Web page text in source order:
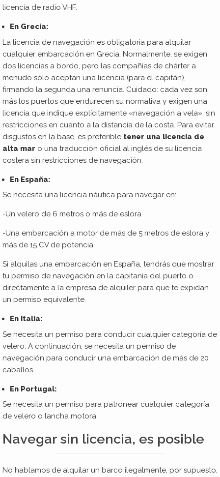
licencia de radio VHF.
En Grecia:
La licencia de navegación es obligatoria para alquilar
cualquier embarcación en Grecia. Normalmente, se exigen
dos licencias a bordo, pero las compañías de chárter a
menudo sólo aceptan una licencia (para el capitán),
firmando la segunda una renuncia. Cuidado: cada vez son
más los puertos que endurecen su normativa y exigen una
licencia que indique explícitamente «navegación a vela», sin
restricciones en cuanto a la distancia de la costa. Para evitar
disgustos en la base, es preferible tener una licencia de
alta mar o una traducción oficial al inglés de su licencia
costera sin restricciones de navegación.
En España:
Se necesita una licencia náutica para navegar en:
-Un velero de 6 metros o más de eslora.
-Una embarcación a motor de más de 5 metros de eslora y
más de 15 CV de potencia.
Si alquilas una embarcación en España, tendrás que mostrar
tu permiso de navegación en la capitanía del puerto o
directamente a la empresa de alquiler para que te expidan
un permiso equivalente.
En Italia:
Se necesita un permiso para conducir cualquier categoría de
velero. A continuación, se necesita un permiso de
navegación para conducir una embarcación de más de 20
caballos.
En Portugal:
Se necesita un permiso para patronear cualquier categoría
de velero o lancha motora.
Navegar sin licencia, es posible
No hablamos de alquilar un barco ilegalmente, por supuesto,